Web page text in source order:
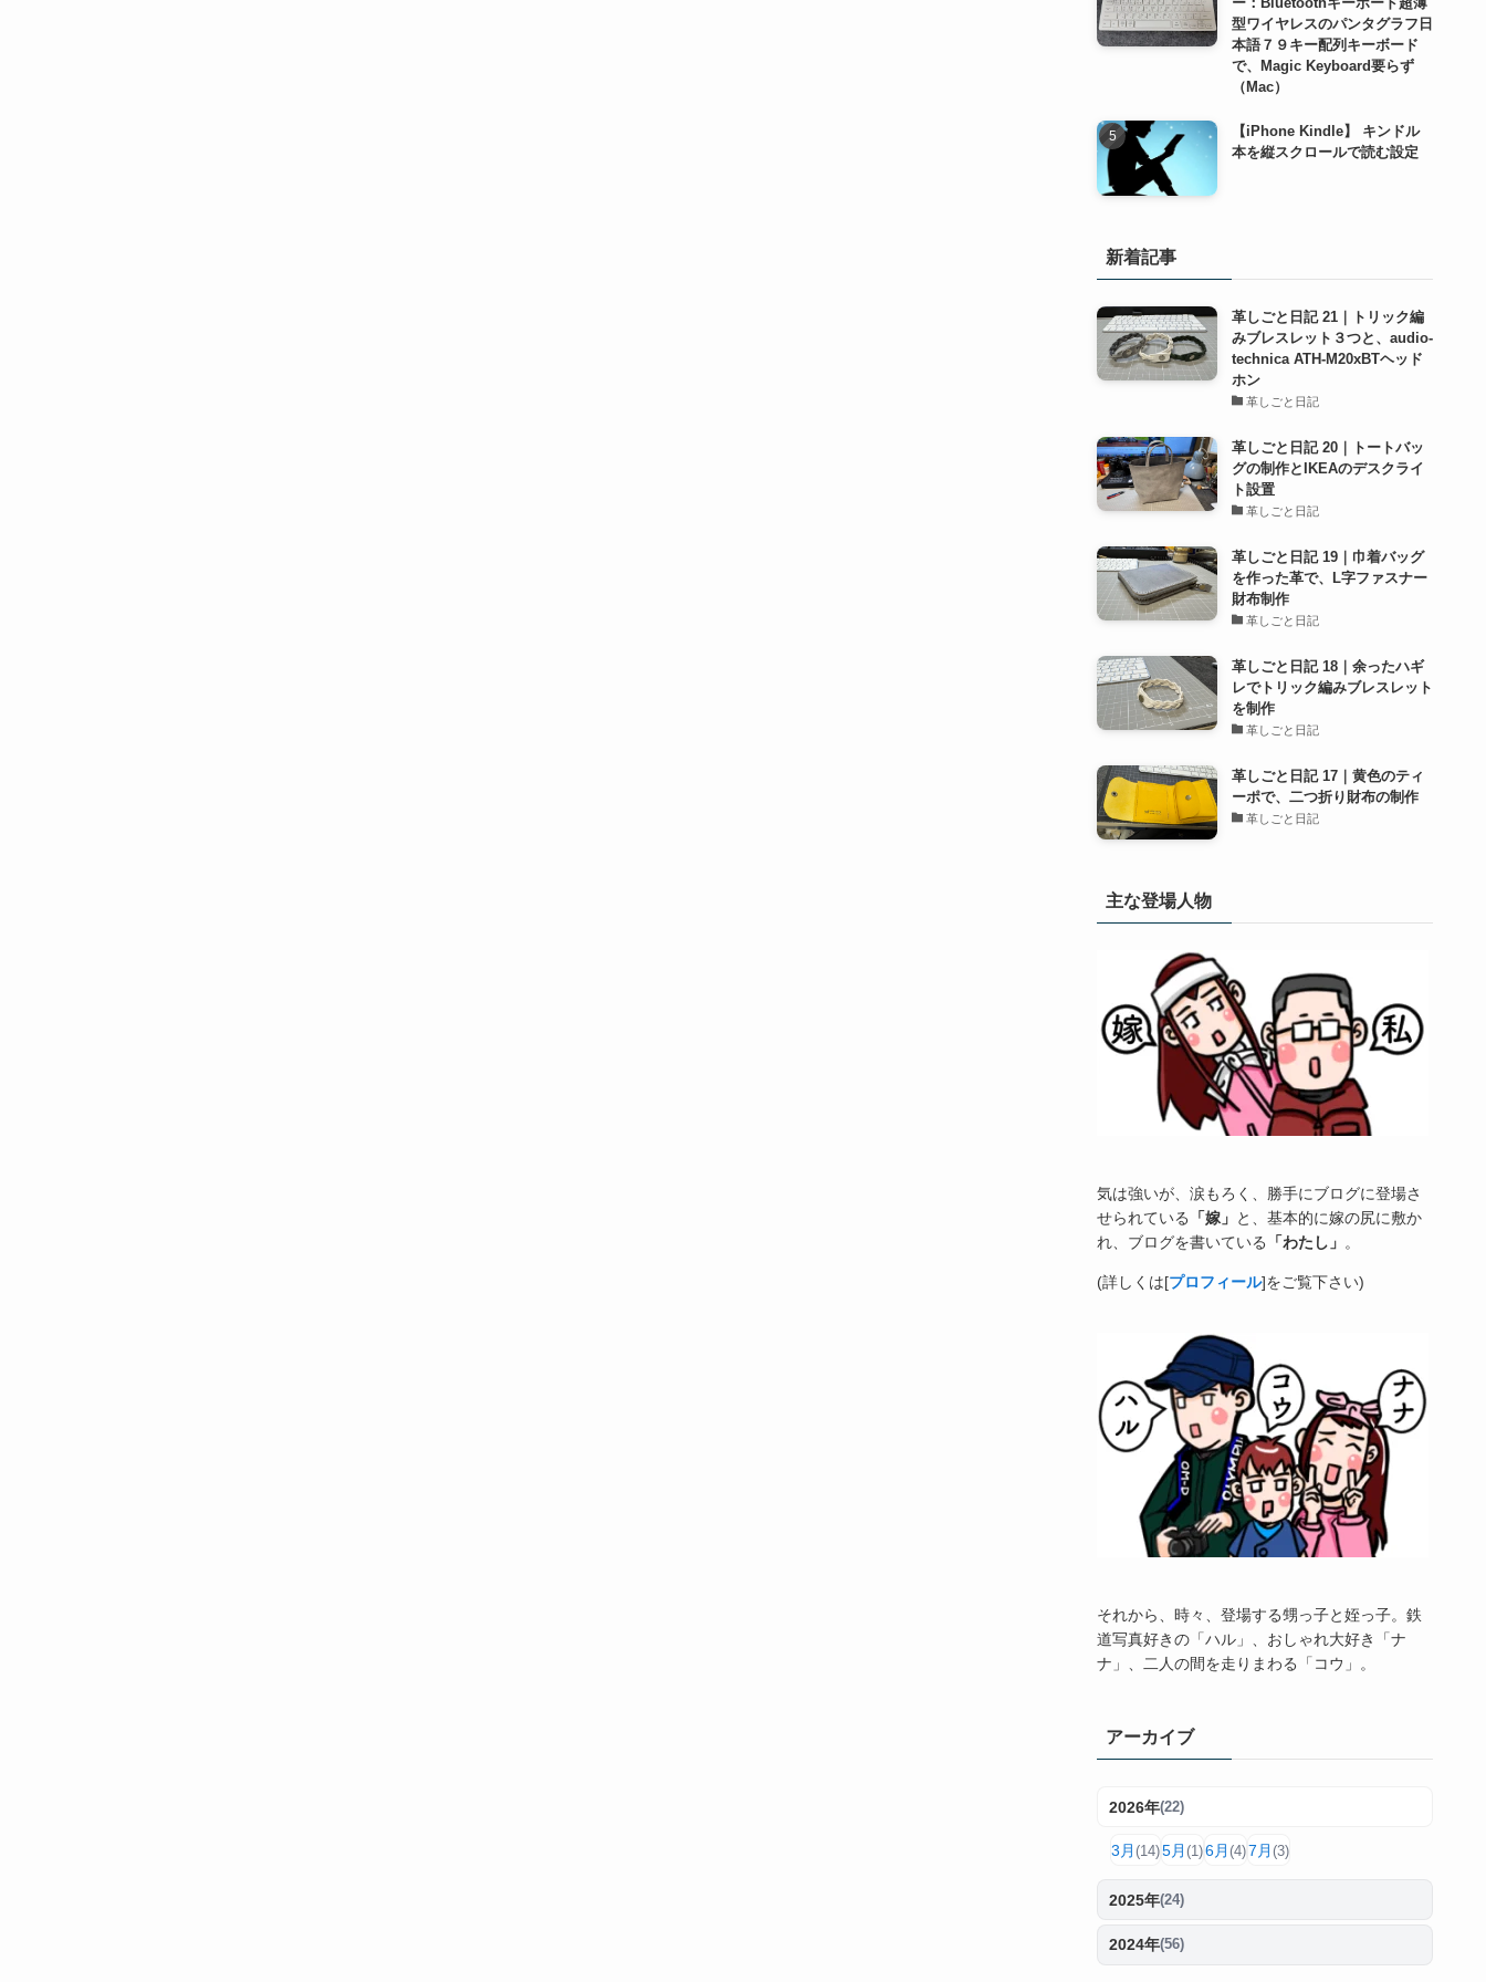
型ワイヤレスのパンタグラフ日
本語７９キー配列キーボード
で、Magic Keyboard要らず
（Mac）
【iPhone Kindle】 キンドル
本を縦スクロールで読む設定
新着記事
革しごと日記 21｜トリック編
みブレスレット３つと、audio-
technica ATH-M20xBTヘッド
ホン
革しごと日記
革しごと日記 20｜トートバッ
グの制作とIKEAのデスクライ
ト設置
革しごと日記
革しごと日記 19｜巾着バッグ
を作った革で、L字ファスナー
財布制作
革しごと日記
革しごと日記 18｜余ったハギ
レでトリック編みブレスレット
を制作
革しごと日記
革しごと日記 17｜黄色のティ
ーポで、二つ折り財布の制作
革しごと日記
主な登場人物
気は強いが、涙もろく、勝手にブログに登場さ
せられている
「嫁」 と、基本的に嫁の尻に敷か
れ、ブログを書いている
「わたし」 。
(詳しくは[プロフィール]をご覧下さい)
それから、時々、登場する甥っ子と姪っ子。鉄
道写真好きの「ハル」、おしゃれ大好き「ナ
ナ」、二人の間を走りまわる「コウ」。
アーカイブ
2026年(22)
3月 (14)5月 (1)6月 (4)7月 (3)
2025年(24)
2024年(56)